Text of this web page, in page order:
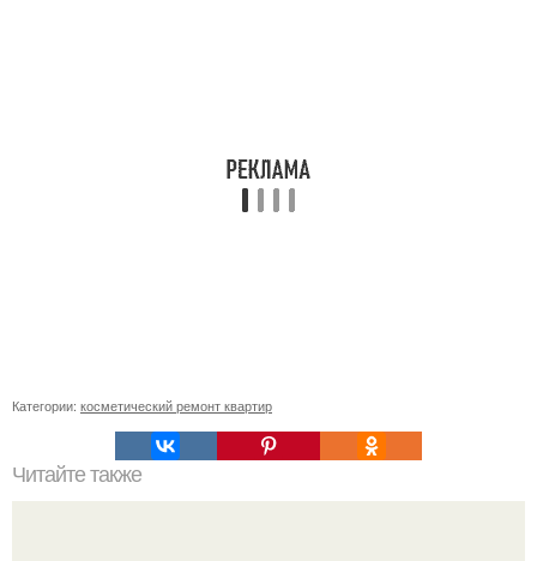
Категории: косметический ремонт квартир
Читайте также